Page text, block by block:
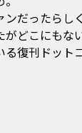
ンだったらし
どこにもな
復刊ドット